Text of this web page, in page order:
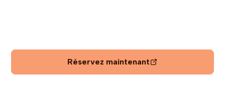
Réservez maintenant